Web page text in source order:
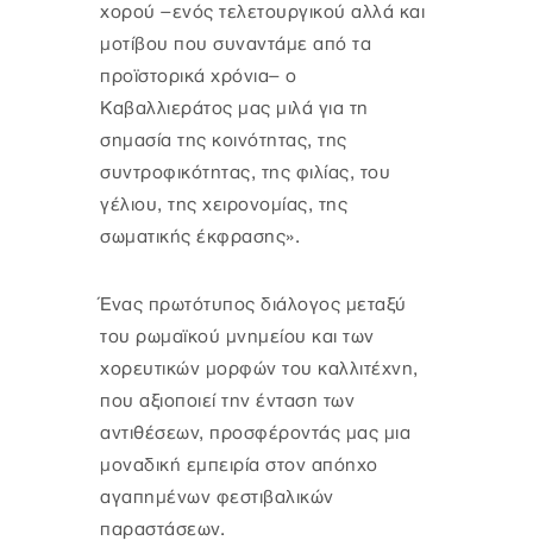
χορού –ενός τελετουργικού αλλά και
μοτίβου που συναντάμε από τα
προϊστορικά χρόνια– ο
Καβαλλιεράτος μας μιλά για τη
σημασία της κοινότητας, της
συντροφικότητας, της φιλίας, του
γέλιου, της χειρονομίας, της
σωματικής έκφρασης».
Ένας πρωτότυπος διάλογος μεταξύ
του ρωμαϊκού μνημείου και των
χορευτικών μορφών του καλλιτέχνη,
που αξιοποιεί την ένταση των
αντιθέσεων, προσφέροντάς μας μια
μοναδική εμπειρία στον απόηχο
αγαπημένων φεστιβαλικών
παραστάσεων.